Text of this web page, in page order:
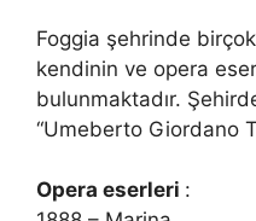
Foggia şehrinde
kendinin ve opera
bulunmaktadır.
“Umeberto Giordano
Opera eserleri :